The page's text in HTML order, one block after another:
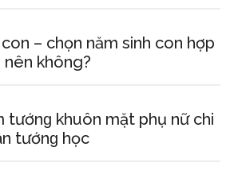
– chọn năm ѕinh con hợp
không?
tướnɡ khuôn mặt phụ nữ chi
tướnɡ học